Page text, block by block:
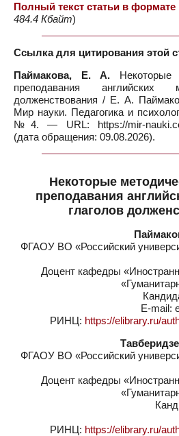
Полный текст статьи в формате
484.4 Кбайт)
Ссылка для цитирования этой
Паймакова, Е. А. Некоторые
преподавания английских
долженствования / Е. А.
Мир науки. Педагогика и
№4. — URL: https://mir-
(дата обращения: 09.08.2026).
Некоторые
преподавания
глаголов
ФГАОУ ВО «Российский
Доцент кафедры
E-mail:
РИНЦ: https://elibrary.ru/
ФГАОУ ВО «Российский
Доцент кафедры
РИНЦ: https://elibrary.ru/